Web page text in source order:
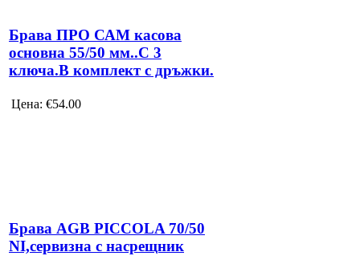
Брава ПРО САМ касова
основна 55/50 мм..С 3
ключа.В комплект с дръжки.
Цена: €54.00
Брава AGB PICCOLA 70/50
NI,сервизна с насрещник